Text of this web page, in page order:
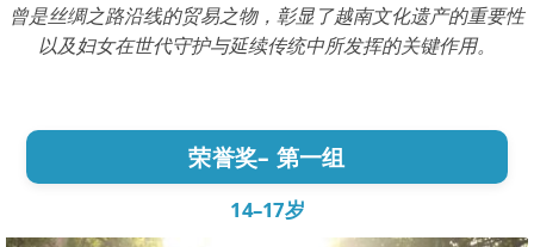
曾是丝绸之路沿线的贸易之物，彰显了越南文化遗产的重要性
以及妇女在世代守护与延续传统中所发挥的关键作用。
荣誉奖– 第一组
14–17岁